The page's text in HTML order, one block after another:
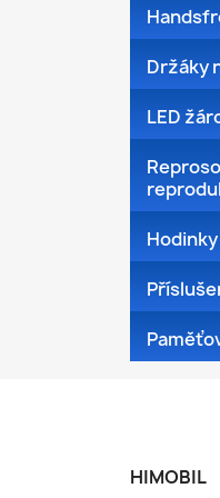
Držáky
LED
Hodinky
HIMOBIL